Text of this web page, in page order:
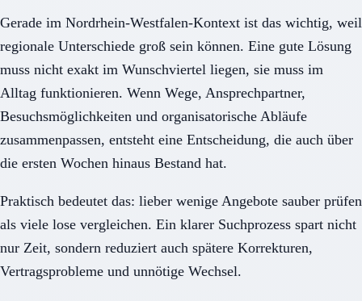
Gerade im Nordrhein-Westfalen-Kontext ist das wichtig, weil
regionale Unterschiede groß sein können. Eine gute Lösung
muss nicht exakt im Wunschviertel liegen, sie muss im
Alltag funktionieren. Wenn Wege, Ansprechpartner,
Besuchsmöglichkeiten und organisatorische Abläufe
zusammenpassen, entsteht eine Entscheidung, die auch über
die ersten Wochen hinaus Bestand hat.
Praktisch bedeutet das: lieber wenige Angebote sauber prüfen
als viele lose vergleichen. Ein klarer Suchprozess spart nicht
nur Zeit, sondern reduziert auch spätere Korrekturen,
Vertragsprobleme und unnötige Wechsel.